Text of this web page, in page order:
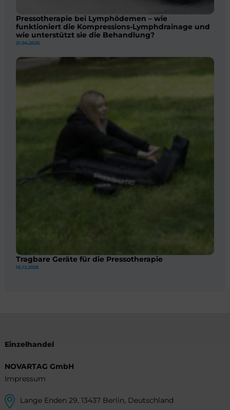
Pressotherapie bei Lymphödemen – wie
funktioniert die Kompressions-Lymphdrainage und
wie unterstützt sie die Behandlung?
21.04.2026
Tragbare Geräte für die Pressotherapie
16.12.2025
Einzelhandel
NOVARTAG GmbH
Impressum
Lange Enden 29, 13437 Berlin, Deutschland